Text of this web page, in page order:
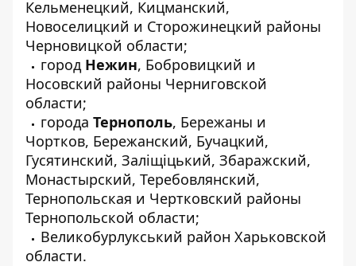
Кельменецкий, Кицманский,
Новоселицкий и Сторожинецкий районы
Черновицкой области;
город Нежин, Бобровицкий и
Носовский районы Черниговской
области;
города Тернополь, Бережаны и
Чортков, Бережанский, Бучацкий,
Гусятинский, Заліщіцький, Збаражский,
Монастырский, Теребовлянский,
Тернопольская и Чертковский районы
Тернопольской области;
Великобурлукський район Харьковской
области.